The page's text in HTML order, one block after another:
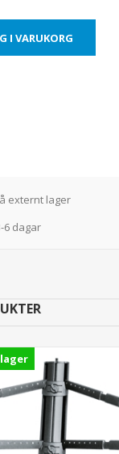
externt lager
6 dagar